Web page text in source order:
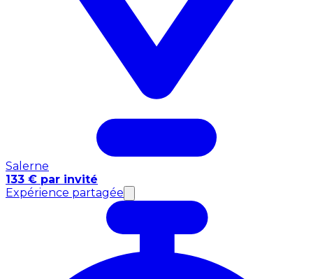
Salerne
133 € par invité
Expérience partagée